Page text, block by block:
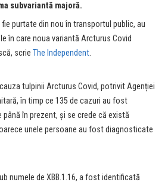
subvariantă majoră.
purtate din nou în transportul public, au
în care noua variantă Arcturus Covid
scrie The Independent.
tulpinii Arcturus Covid, potrivit Agenției
în timp ce 135 de cazuri au fost
în prezent, și se crede că există
unele persoane au fost diagnosticate
numele de XBB.1.16, a fost identificată